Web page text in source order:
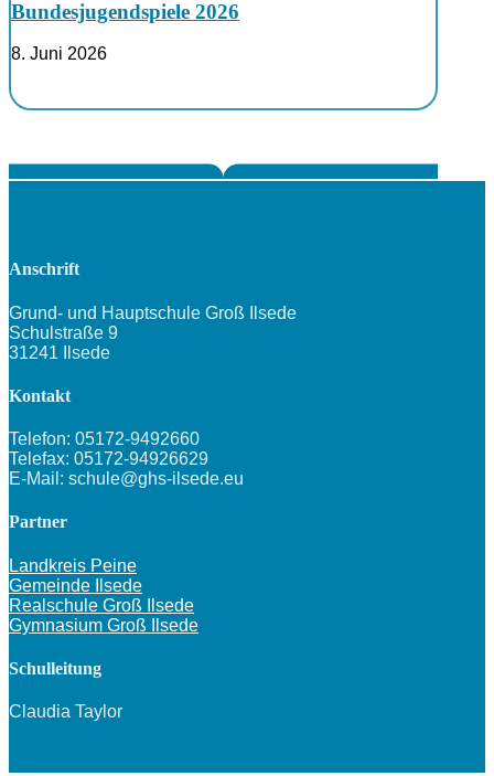
Bundesjugendspiele 2026
8. Juni 2026
Anschrift
Grund- und Hauptschule Groß Ilsede
Schulstraße 9
31241 Ilsede
Kontakt
Telefon: 05172-9492660
Telefax: 05172-94926629
E-Mail: schule@ghs-ilsede.eu
Partner
Landkreis Peine
Gemeinde Ilsede
Realschule Groß Ilsede
Gymnasium Groß Ilsede
Schulleitung
Claudia Taylor